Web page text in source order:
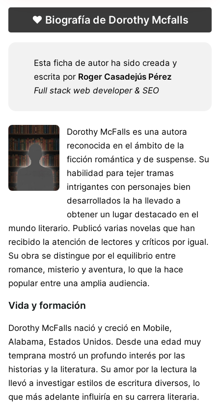
❤️ Biografía de Dorothy Mcfalls
Esta ficha de autor ha sido creada y
escrita por Roger Casadejús Pérez
Full stack web developer & SEO
Dorothy McFalls es una autora
reconocida en el ámbito de la
ficción romántica y de suspense. Su
habilidad para tejer tramas
intrigantes con personajes bien
desarrollados la ha llevado a
obtener un lugar destacado en el
mundo literario. Publicó varias novelas que han
recibido la atención de lectores y críticos por igual.
Su obra se distingue por el equilibrio entre
romance, misterio y aventura, lo que la hace
popular entre una amplia audiencia.
Vida y formación
Dorothy McFalls nació y creció en Mobile,
Alabama, Estados Unidos. Desde una edad muy
temprana mostró un profundo interés por las
historias y la literatura. Su amor por la lectura la
llevó a investigar estilos de escritura diversos, lo
que más adelante influiría en su carrera literaria.